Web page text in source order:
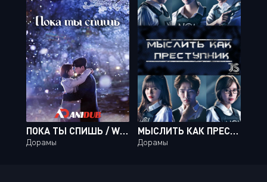
ПОКА ТЫ СПИШЬ / WHILE YOU WERE SLEEPING [32 ИЗ 32]
Дорамы
МЫСЛИТЬ КАК ПРЕСТУПНИК / CRIMINAL MINDS [20 ИЗ 20]
Дорамы